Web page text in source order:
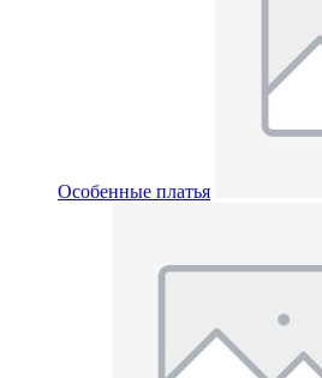
Особенные платья